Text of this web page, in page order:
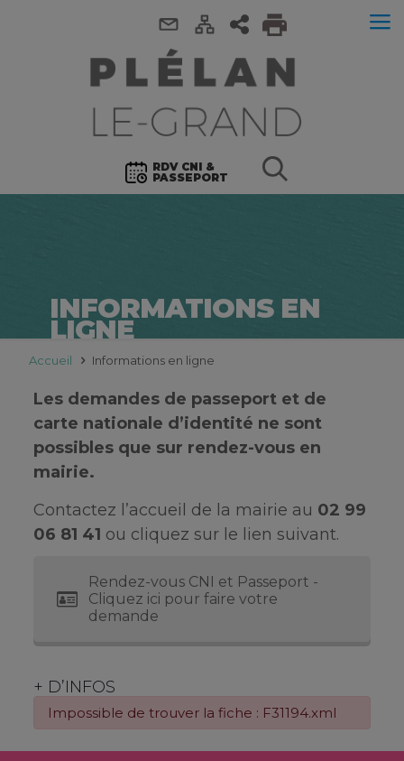
RDV CNI &
PASSEPORT
INFORMATIONS EN
LIGNE
Accueil Informations en ligne
Les demandes de passeport et de
carte nationale d’identité ne sont
possibles que sur rendez-vous en
mairie.
Contactez l’accueil de la mairie au 02 99
06 81 41 ou cliquez sur le lien suivant.
Rendez-vous CNI et Passeport -
Cliquez ici pour faire votre
demande
+ D’INFOS
Impossible de trouver la fiche : F31194.xml